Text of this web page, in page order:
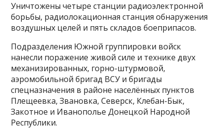
Уничтожены четыре станции радиоэлектронной
борьбы, радиолокационная станция обнаружения
воздушных целей и пять складов боеприпасов.
Подразделения Южной группировки войск
нанесли поражение живой силе и технике двух
механизированных, горно-штурмовой,
аэромобильной бригад ВСУ и бригады
спецназначения в районе населённых пунктов
Плещеевка, Звановка, Северск, Клебан-Бык,
Закотное и Иванополье Донецкой Народной
Республики.